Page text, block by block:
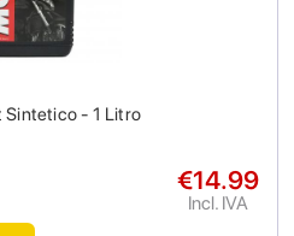
Sintetico - 1 Litro
€14.99
Incl. IVA